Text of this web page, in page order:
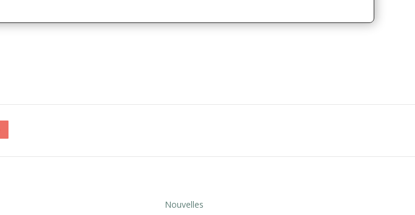
Nouvelles